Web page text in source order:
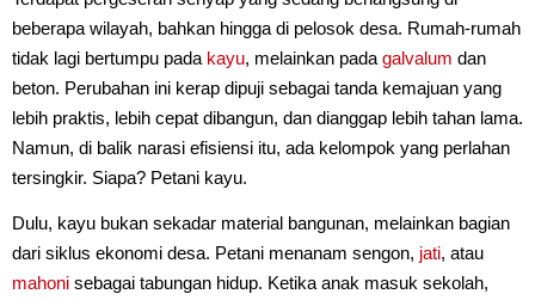
beberapa wilayah, bahkan hingga di pelosok desa. Rumah-rumah
tidak lagi bertumpu pada kayu, melainkan pada galvalum dan
beton. Perubahan ini kerap dipuji sebagai tanda kemajuan yang
lebih praktis, lebih cepat dibangun, dan dianggap lebih tahan lama.
Namun, di balik narasi efisiensi itu, ada kelompok yang perlahan
tersingkir. Siapa? Petani kayu.
Dulu, kayu bukan sekadar material bangunan, melainkan bagian
dari siklus ekonomi desa. Petani menanam sengon, jati, atau
mahoni sebagai tabungan hidup. Ketika anak masuk sekolah,